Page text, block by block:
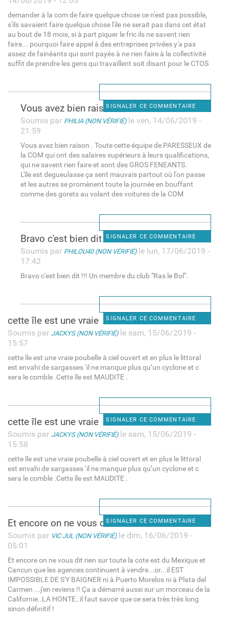
demander à la com de faire quelque chose ce n'est pas possible,
s'ils savaient faire quelque chose l'ile ne serait pas dans cet état
au bout de 18 mois, si à part piquer le fric ils ne savent rien
faire... pourquoi faire appel à des entreprises privées y'a pas
assez de fainéants qui sont payés à ne rien faire à la collectivité
suffit de prendre les gens qui travaillent soit disant pour le CTOS
SIGNALER CE COMMENTAIRE
Vous avez bien raison . Toute
Soumis par PHILIA (NON VÉRIFIÉ)le ven, 14/06/2019 -
21:59
Vous avez bien raison . Toute cette équipe de PARESSEUX de
la COM qui ont des salaires supérieurs à leurs qualifications,
qui ne savent rien faire et sont des GROS FENEANTS.
L'île est degueulasse ça sent mauvais partout où l'on passe
et les autres se promènent toute la journée en bouffant
comme des gorets au volant des voitures de la COM
SIGNALER CE COMMENTAIRE
Bravo c'est bien dit !!! Un
Soumis par PHILOU40 (NON VÉRIFIÉ)le lun, 17/06/2019 -
17:42
Bravo c'est bien dit !!! Un membre du club "Ras le Bol".
SIGNALER CE COMMENTAIRE
cette île est une vraie
Soumis par JACKYS (NON VÉRIFIÉ)le sam, 15/06/2019 -
15:57
cette île est une vraie poubelle à ciel ouvert et en plus le littoral
est envahi de sargasses ‘il ne manque plus qu’un cyclone et c
sera le comble .Cette île est MAUDITE .
SIGNALER CE COMMENTAIRE
cette île est une vraie
Soumis par JACKYS (NON VÉRIFIÉ)le sam, 15/06/2019 -
15:58
cette île est une vraie poubelle à ciel ouvert et en plus le littoral
est envahi de sargasses ‘il ne manque plus qu’un cyclone et c
sera le comble .Cette île est MAUDITE .
SIGNALER CE COMMENTAIRE
Et encore on ne vous dit rien
Soumis par VIC JUL (NON VÉRIFIÉ)le dim, 16/06/2019 -
05:01
Et encore on ne vous dit rien sur toute la cote est du Mexique et
Cancun que les agences continuent à vendre...or...il EST
IMPOSSIBLE DE S'Y BAIGNER ni à Puerto Morelos ni à Plata del
Carmen ...j'en reviens !! Ça a démarré aussi sur un morceau de la
Californie..LA HONTE..il faut savoir que ce sera très très long
sinon définitif !